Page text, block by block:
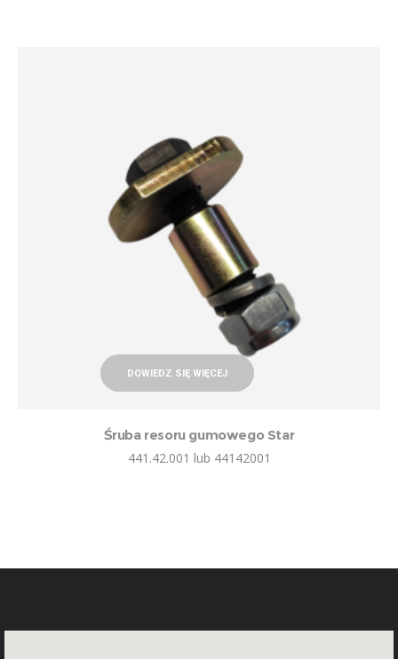
DOWIEDZ SIĘ WIĘCEJ
Śruba resoru gumowego Star
441.42.001 lub 44142001